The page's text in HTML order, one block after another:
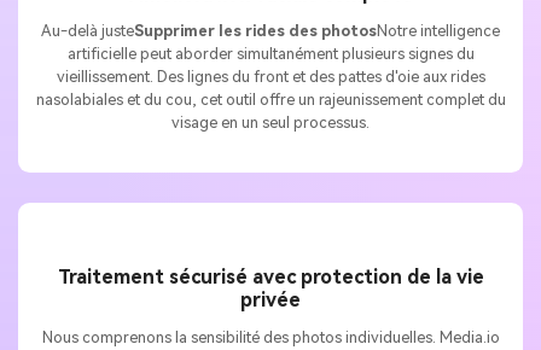
Au-delà justeSupprimer les rides des photosNotre intelligence
artificielle peut aborder simultanément plusieurs signes du
vieillissement. Des lignes du front et des pattes d'oie aux rides
nasolabiales et du cou, cet outil offre un rajeunissement complet du
visage en un seul processus.
Traitement sécurisé avec protection de la vie
privée
Nous comprenons la sensibilité des photos individuelles. Media.io